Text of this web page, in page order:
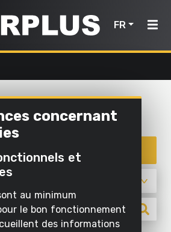
FR
de
et
éclairage
& eau
l'air
Pomper
un appareil
concernant
et
au minimum
le bon fonctionnement
des informations